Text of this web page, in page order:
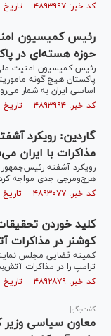
کد خبر: ۴۸۹۳۹۹۷ تاریخ انتشار : ۱۴۰۵/۰۲/۰۵
​​رئیس کمیسیون
حوزه هسته‌ای در
رئیس کمیسیون امنیت
پاکستان هیچ گونه
اساسی ایران به شمار
کد خبر: ۴۸۹۳۹۹۴ تاریخ انتشار : ۱۴۰۵/۰۲/۰۵
گاردین: رویکرد
مذاکرات با ایران
رویکرد آشفته رئیس‌جمهور
هرج‌ومرجی جدی مواجه
کد خبر: ۴۸۹۳۰۷۷ تاریخ انتشار : ۱۴۰۵/۰۱/۳۱
کلید خوردن
کوشنر در
کمیته قضایی مجلس
ترامپ را در مذاکرات
کد خبر: ۴۸۹۲۸۷۹ تاریخ انتشار : ۱۴۰۵/۰۱/۳۰
گفت‌وگو|
معاون سیاسی وزیر